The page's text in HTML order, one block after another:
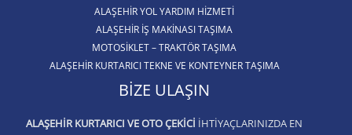
ALAŞEHİR YOL YARDIM HİZMETİ
ALAŞEHIR İŞ MAKINASI TAŞIMA
MOTOSIKLET – TRAKTÖR TAŞIMA
ALAŞEHIR KURTARICI TEKNE VE KONTEYNER TAŞIMA
BIZE ULAŞIN
ALAŞEHIR KURTARICI VE OTO ÇEKICI IHTIYAÇLARINIZDA EN